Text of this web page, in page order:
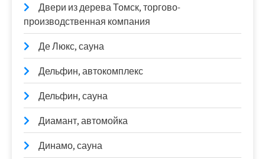
Двери из дерева Томск, торгово-
производственная компания
Де Люкс, сауна
Дельфин, автокомплекс
Дельфин, сауна
Диамант, автомойка
Динамо, сауна